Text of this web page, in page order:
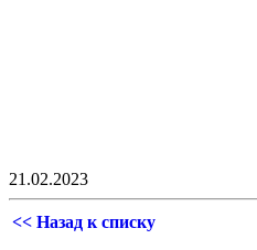
21.02.2023
<< Назад к списку